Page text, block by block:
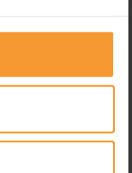
las
del aire